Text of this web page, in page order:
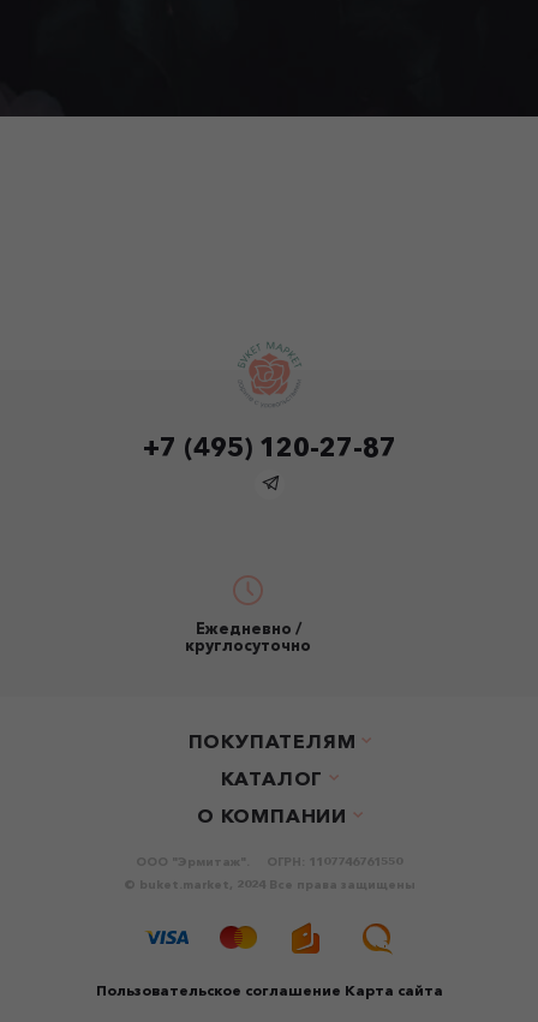
+7 (495) 120-27-87
Ежедневно /
круглосуточно
ПОКУПАТЕЛЯМ
КАТАЛОГ
О КОМПАНИИ
Пользовательское соглашение Карта сайта
ООО "Эрмитаж".
ОГРН: 1107746761550
© buket.market, 2024 Все права защищены